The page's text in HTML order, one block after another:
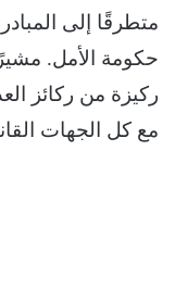
متطرقًا إلى
حكومة الأمل.
ركيزة من ركائز
مع كل الجهات